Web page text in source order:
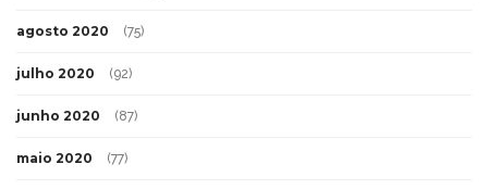
agosto 2020 (75)
julho 2020 (92)
junho 2020 (87)
maio 2020 (77)